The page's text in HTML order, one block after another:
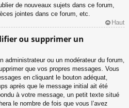
de nouveaux sujets dans ce forum,
jointes dans ce forum, etc.
Haut
ou supprimer un
administrateur ou un modérateur du forum,
que vos propres messages. Vous
en cliquant le bouton adéquat,
après que le message initial ait été
à votre message, un petit texte situé
le nombre de fois que vous l’avez